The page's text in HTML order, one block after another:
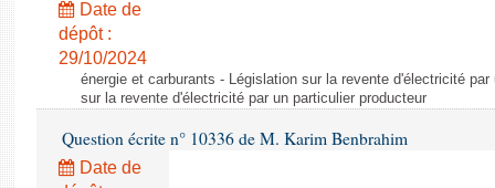
Date de
dépôt :
29/10/2024
énergie et carburants - Législation sur la revente d'électricité
sur la revente d'électricité par un particulier producteur
Question écrite n° 10336 de M. Karim Benbrahim
Date de